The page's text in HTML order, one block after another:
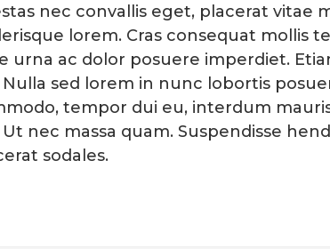
nec convallis eget, placerat vitae
lorem. Cras consequat mollis
urna ac dolor posuere imperdiet.
Nulla sed lorem in nunc lobortis
tempor dui eu, interdum
Ut nec massa quam. Suspendisse
sodales.